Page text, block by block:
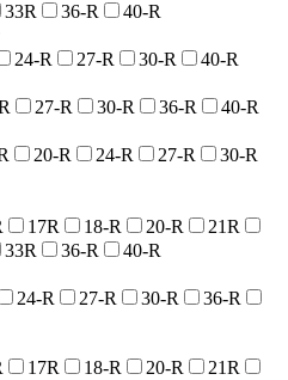
33R 36-R
40-R
24-R 27-R 30-R
40-R
27-R 30-R 36-R
40-R
20-R 24-R 27-R
30-R
17R 18-R 20-R
21R
33R 36-R
40-R
24-R 27-R 30-R
36-R
17R 18-R 20-R
21R